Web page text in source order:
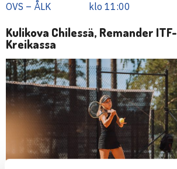
OVS – ÅLK
klo 11:00
Kulikova Chilessä, Remander
Kreikassa